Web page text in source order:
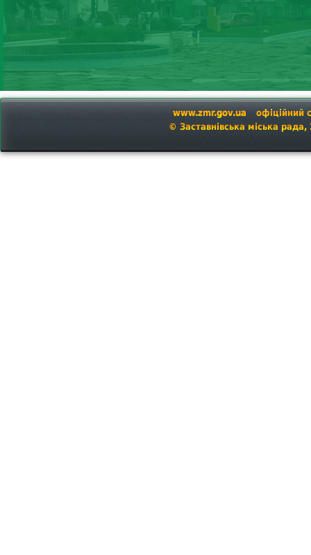
www.zmr.gov.ua
офіційний
© Заставнівська міська рада,